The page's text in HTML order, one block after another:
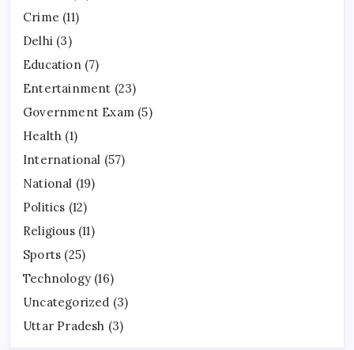
Crime (11)
Delhi (3)
Education (7)
Entertainment (23)
Government Exam (5)
Health (1)
International (57)
National (19)
Politics (12)
Religious(11)
Sports (25)
Technology (16)
Uncategorized (3)
Uttar Pradesh (3)